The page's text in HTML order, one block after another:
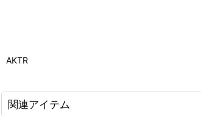
AKTR
関連アイテム